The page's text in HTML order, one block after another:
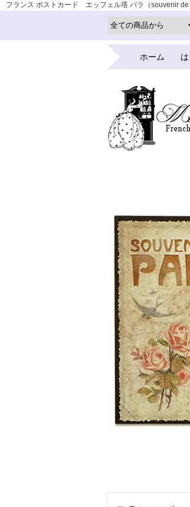
フランス ポストカード エッフェル塔 バラ（souvenir de
ホーム